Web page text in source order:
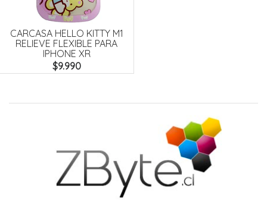
CARCASA HELLO KITTY M1
RELIEVE FLEXIBLE PARA
IPHONE XR
$9.990